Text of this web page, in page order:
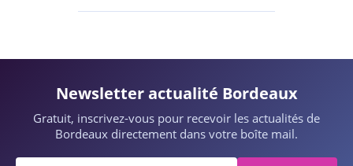
Newsletter actualité Bordeaux
Gratuit, inscrivez-vous pour recevoir les actualités de
Bordeaux directement dans votre boîte mail.